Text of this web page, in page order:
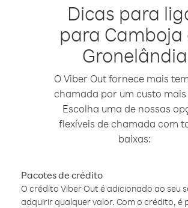
Dicas para
para Camboja
Gronelândia
O Viber Out fornece mais
chamada por um custo mais
Escolha uma de nossas
flexíveis de chamada com
baixas:
Pacotes de crédito
O crédito Viber Out é adicionado ao seu
adquirir qualquer valor. Com o crédito, é